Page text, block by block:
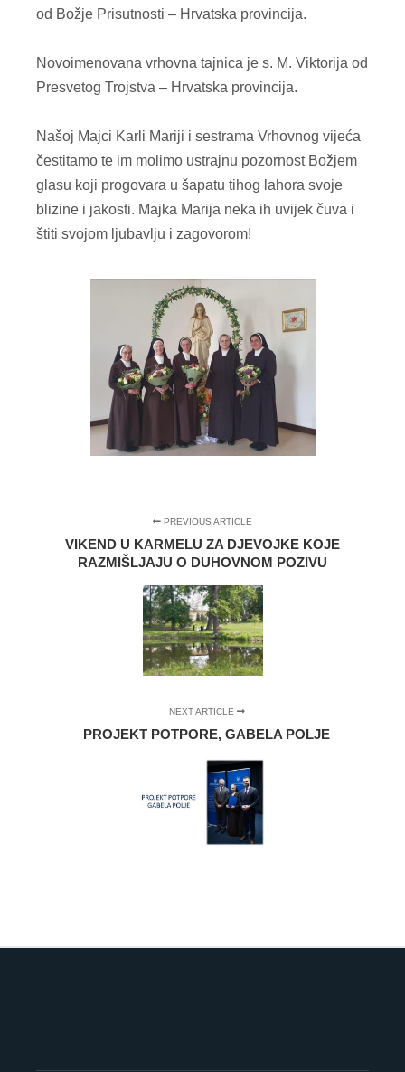
od Božje Prisutnosti – Hrvatska provincija.
Novoimenovana vrhovna tajnica je s. M. Viktorija od
Presvetog Trojstva – Hrvatska provincija.
Našoj Majci Karli Mariji i sestrama Vrhovnog vijeća
čestitamo te im molimo ustrajnu pozornost Božjem
glasu koji progovara u šapatu tihog lahora svoje
blizine i jakosti. Majka Marija neka ih uvijek čuva i
štiti svojom ljubavlju i zagovorom!
PREVIOUS ARTICLE
VIKEND U KARMELU ZA DJEVOJKE KOJE
RAZMIŠLJAJU O DUHOVNOM POZIVU
NEXT ARTICLE
PROJEKT POTPORE, GABELA POLJE